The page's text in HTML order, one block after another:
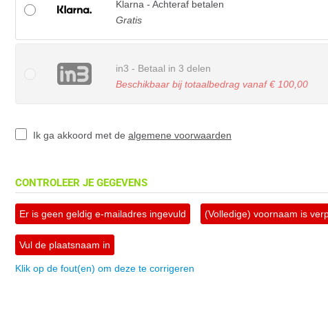
Klarna - Achteraf betalen
Gratis
in3 - Betaal in 3 delen
Beschikbaar bij totaalbedrag vanaf € 100,00
Ik ga akkoord met de algemene voorwaarden
CONTROLEER JE GEGEVENS
Er is geen geldig e-mailadres ingevuld (Volledige) voornaam is
Vul de plaatsnaam in
Klik op de fout(en) om deze te corrigeren